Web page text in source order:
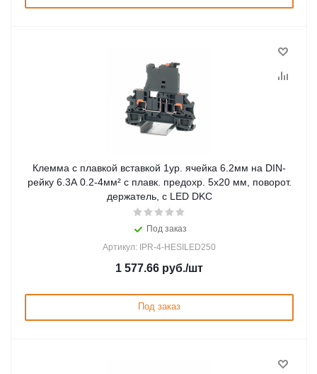
Клемма с плавкой вставкой 1ур. ячейка 6.2мм на DIN-
рейку 6.3А 0.2-4мм² с плавк. предохр. 5х20 мм, поворот.
держатель, с LED DKC
Под заказ
Артикул: IPR-4-HESILED250
1 577.66 руб./шт
Под заказ